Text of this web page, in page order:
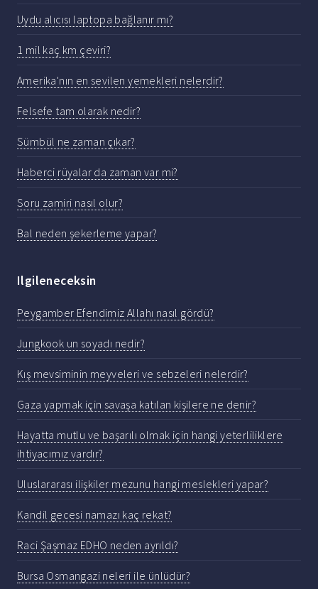
Uydu alıcısı laptopa bağlanır mı?
1 mil kaç km çeviri?
Amerika'nın en sevilen yemekleri nelerdir?
Felsefe tam olarak nedir?
Sümbül ne zaman çıkar?
Haberci rüyalar da zaman var mi?
Soru zamiri nasıl olur?
Bal neden şekerleme yapar?
Ilgileneceksin
Peygamber Efendimiz Allahı nasıl gördü?
Jungkook un soyadı nedir?
Kış mevsiminin meyveleri ve sebzeleri nelerdir?
Gaza yapmak için savaşa katılan kişilere ne denir?
Hayatta mutlu ve başarılı olmak için hangi yeterliliklere
ihtiyacımız vardır?
Uluslararası ilişkiler mezunu hangi meslekleri yapar?
Kandil gecesi namazı kaç rekat?
Raci Şaşmaz EDHO neden ayrıldı?
Bursa Osmangazi neleri ile ünlüdür?